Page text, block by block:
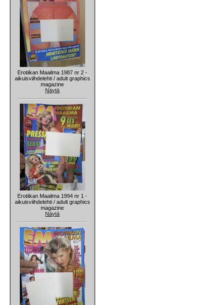
Erotiikan Maailma 1987 nr 2 -
aikuisviihdelehti / adult graphics
magazine
Näytä
Erotiikan Maailma 1994 nr 1 -
aikuisviihdelehti / adult graphics
magazine
Näytä